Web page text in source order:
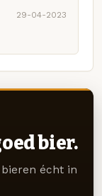
29-04-2023
bier.
écht in